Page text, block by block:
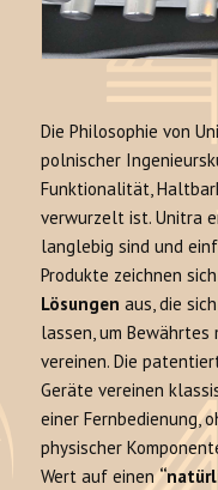
Die Philosophie von
polnischer
Funktionalität,
verwurzelt ist. Unitra
langlebig sind und
Produkte zeichnen
Lösungen aus, die
lassen, um Bewährtes
vereinen. Die
Geräte vereinen
einer Fernbedienung,
physischer
Wert auf einen